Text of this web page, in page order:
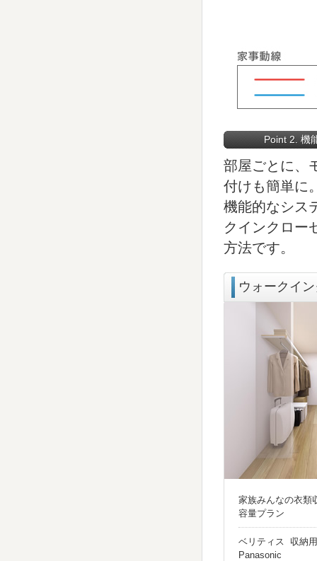
Point 2. 機
部屋ごとに、
付けも簡単に
機能的なシス
クインクロー
方法です。
ウォークイ
家族みんなの衣類
容量プラン
ベリティス 収納
Panasonic